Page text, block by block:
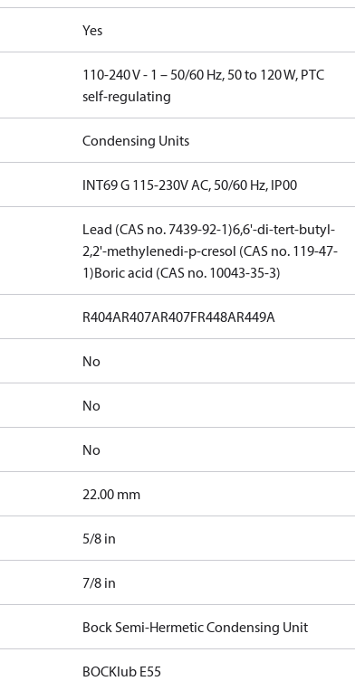
Yes
110-240 V - 1 – 50/60 Hz, 50 to 120 W, PTC
self-regulating
Condensing Units
INT69 G 115-230V AC, 50/60 Hz, IP00
Lead (CAS no. 7439-92-1)6,6'-di-tert-butyl-
2,2'-methylenedi-p-cresol (CAS no. 119-47-
1)Boric acid (CAS no. 10043-35-3)
R404AR407AR407FR448AR449A
No
No
No
22.00 mm
5/8 in
7/8 in
Bock Semi-Hermetic Condensing Unit
BOCKlub E55